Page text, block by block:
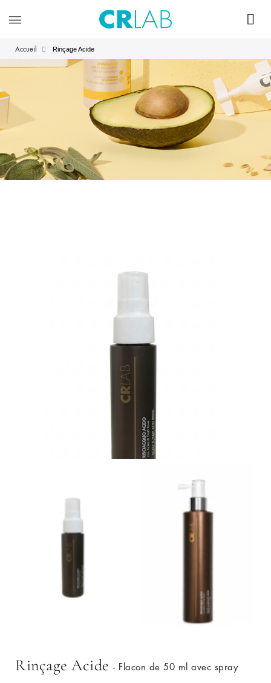
Accueil Rinçage Acide
Rinçage Acide - Flacon de 50 ml avec spray